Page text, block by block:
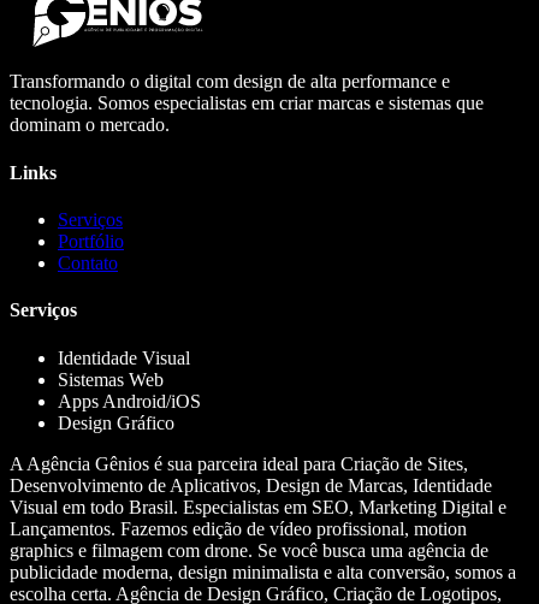
Transformando o digital com design de alta performance e
tecnologia. Somos especialistas em criar marcas e sistemas que
dominam o mercado.
Links
Serviços
Portfólio
Contato
Serviços
Identidade Visual
Sistemas Web
Apps Android/iOS
Design Gráfico
A Agência Gênios é sua parceira ideal para Criação de Sites,
Desenvolvimento de Aplicativos, Design de Marcas, Identidade
Visual em todo Brasil. Especialistas em SEO, Marketing Digital e
Lançamentos. Fazemos edição de vídeo profissional, motion
graphics e filmagem com drone. Se você busca uma agência de
publicidade moderna, design minimalista e alta conversão, somos a
escolha certa. Agência de Design Gráfico, Criação de Logotipos,